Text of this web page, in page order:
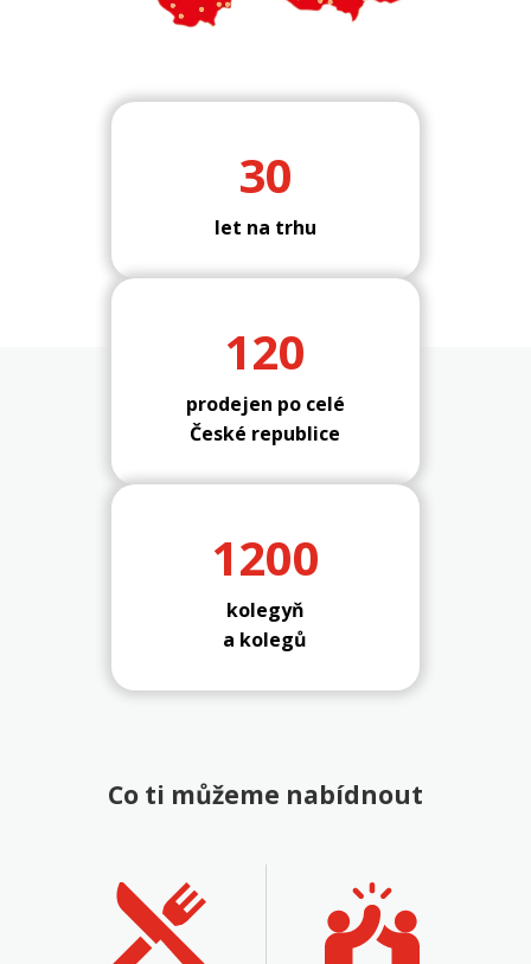
30
let na trhu
120
prodejen po celé
České republice
1200
kolegyň
a kolegů
Co ti můžeme nabídnout